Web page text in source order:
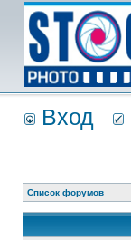
Вход
Список форумов